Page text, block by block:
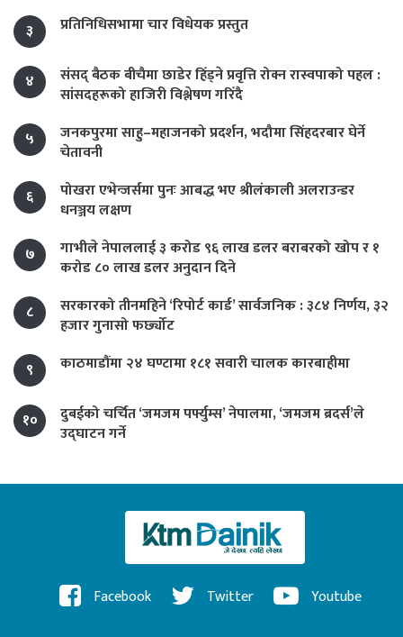
३
प्रतिनिधिसभामा चार विधेयक प्रस्तुत
४
संसद् बैठक बीचैमा छाडेर हिँड्ने प्रवृत्ति रोक्न रास्वपाको पहल :
सांसदहरूको हाजिरी विश्लेषण गरिँदै
५
जनकपुरमा साहु–महाजनको प्रदर्शन, भदौमा सिंहदरबार घेर्ने
चेतावनी
६
पोखरा एभेन्जर्समा पुनः आबद्ध भए श्रीलंकाली अलराउन्डर
धनञ्जय लक्षण
७
गाभीले नेपाललाई ३ करोड ९६ लाख डलर बराबरको खोप र १
करोड ८० लाख डलर अनुदान दिने
८
सरकारको तीनमहिने ‘रिपोर्ट कार्ड’ सार्वजनिक : ३८४ निर्णय, ३२
हजार गुनासो फर्छ्योट
९
काठमाडौंमा २४ घण्टामा १८१ सवारी चालक कारबाहीमा
१०
दुबईको चर्चित ‘जमजम पर्फ्युम्स’ नेपालमा, ‘जमजम ब्रदर्स’ले
उद्घाटन गर्ने
Facebook Twitter Youtube